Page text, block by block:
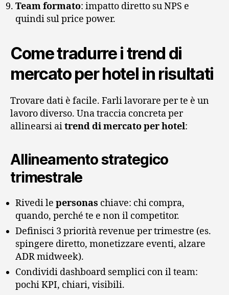
Team formato: impatto diretto su NPS e
quindi sul price power.
Come tradurre i trend di
mercato per hotel in risultati
Trovare dati è facile. Farli lavorare per te è un
lavoro diverso. Una traccia concreta per
allinearsi aitrend di mercato per hotel:
Allineamento strategico
trimestrale
Rivedi le personas chiave: chi compra,
quando, perché te e non il competitor.
Definisci 3 priorità revenue per trimestre (es.
spingere diretto, monetizzare eventi, alzare
ADR midweek).
Condividi dashboard semplici con il team:
pochi KPI, chiari, visibili.